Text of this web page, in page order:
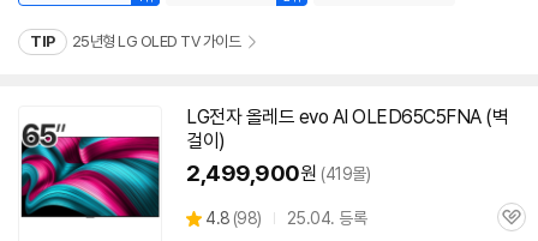
TIP 25년형 LG OLED TV 가이드
LG전자올레드 evo AI OLED65C5FNA (벽
걸이)
2,499,900원 (419몰)
별
4.8 (상
98) 25.04. 등록
관